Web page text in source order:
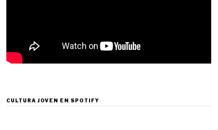
CULTURA JOVEN EN SPOTIFY